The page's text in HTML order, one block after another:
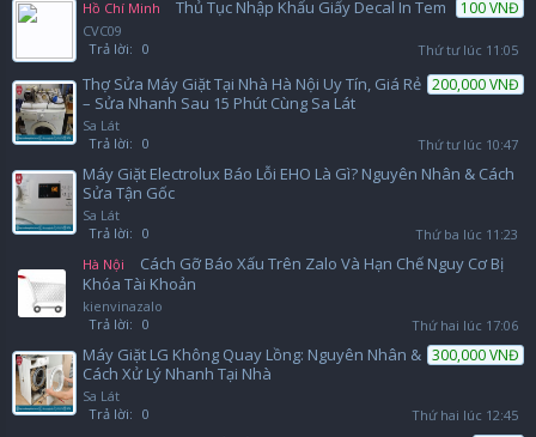
100 VNĐ
Hồ Chí Minh Thủ Tục Nhập Khẩu Giấy Decal In Tem
CVC09
Trả lời: 0 Thứ tư lúc 11:05
200,000 VNĐ
Thợ Sửa Máy Giặt Tại Nhà Hà Nội Uy Tín, Giá Rẻ
– Sửa Nhanh Sau 15 Phút Cùng Sa Lát
Sa Lát
Trả lời: 0 Thứ tư lúc 10:47
Máy Giặt Electrolux Báo Lỗi EHO Là Gì? Nguyên Nhân & Cách
Sửa Tận Gốc
Sa Lát
Trả lời: 0
Thứ ba lúc 11:23
Hà Nội
Cách Gỡ Báo Xấu Trên Zalo Và Hạn Chế Nguy Cơ Bị
Khóa Tài Khoản
kienvinazalo
Trả lời: 0 Thứ hai lúc 17:06
300,000 VNĐ
Máy Giặt LG Không Quay Lồng: Nguyên Nhân &
Cách Xử Lý Nhanh Tại Nhà
Sa Lát
Trả lời: 0 Thứ hai lúc 12:45